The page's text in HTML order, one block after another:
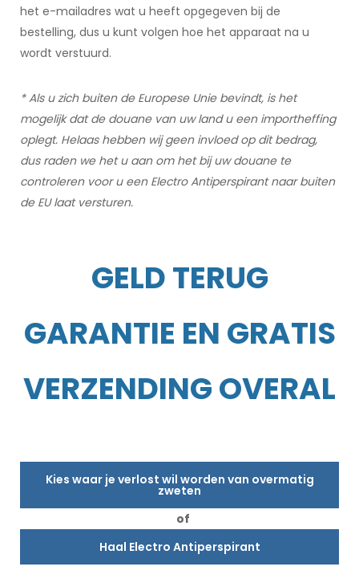
het e-mailadres wat u heeft opgegeven bij de
bestelling, dus u kunt volgen hoe het apparaat na u
wordt verstuurd.
* Als u zich buiten de Europese Unie bevindt, is het
mogelijk dat de douane van uw land u een importheffing
oplegt. Helaas hebben wij geen invloed op dit bedrag,
dus raden we het u aan om het bij uw douane te
controleren voor u een Electro Antiperspirant naar buiten
de EU laat versturen.
GELD TERUG
GARANTIE EN GRATIS
VERZENDING OVERAL
Kies waar je verlost wil worden van overmatig
zweten
of
Haal Electro Antiperspirant